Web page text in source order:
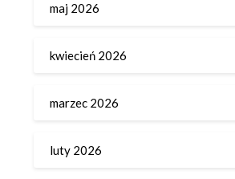
maj 2026
kwiecień 2026
marzec 2026
luty 2026